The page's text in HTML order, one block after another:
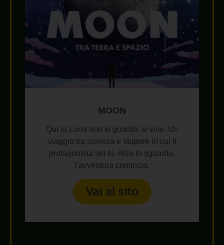
MOON
Qui la Luna non si guarda: si vive. Un
viaggio tra scienza e stupore in cui il
protagonista sei tu. Alza lo sguardo,
l'avventura comincia.
Vai al sito